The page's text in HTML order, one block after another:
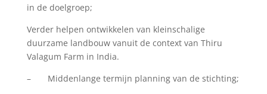
in de doelgroep;
Verder helpen ontwikkelen van kleinschalige
duurzame landbouw vanuit de context van Thiru
Valagum Farm in India.
– Middenlange termijn planning van de stichting;